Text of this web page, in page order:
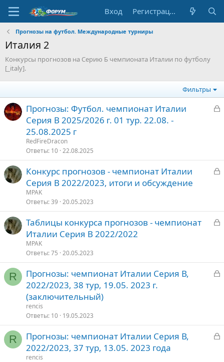
Вход Регистрация
Прогнозы на футбол. Международные турниры
Италия 2
Конкурсы прогнозов на Серию Б чемпионата Италии по футболу
[_italy].
Фильтры
З
т
о
Прогнозы: Футбол. чемпионат Италии
Серия В 2025/2026 г. 01 тур. 22.08. -
25.08.2025 г
RedFireDracon
Ответы 10 22.08.2025
З
т
Конкурс прогнозов - чемпионат Италии
Серия В 2022/2023, итоги и обсуждение
MPAK
Ответы 39 20.05.2023
З
т
Таблицы конкурса прогнозов - чемпионат
Италии Серия В 2022/2022
MPAK
Ответы 75 20.05.2023
R
З
т
о
Прогнозы: чемпионат Италии Серия В,
2022/2023, 38 тур, 19.05. 2023 г.
(заключительный)
rencis
Ответы 10 19.05.2023
R
З
Прогнозы: чемпионат Италии Серия В,
2022/2023, 37 тур, 13.05. 2023 года
rencis